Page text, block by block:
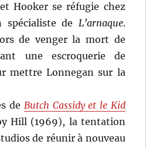
Hooker se réfugie chez
spécialiste de L’arnaque.
de venger la mort de
une escroquerie de
mettre Lonnegan sur la
de Butch Cassidy et le Kid
Hill (1969), la tentation
de réunir à nouveau